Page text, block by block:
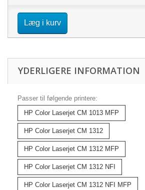
Læg i kurv
YDERLIGERE INFORMATION
Passer til følgende printere:
HP Color Laserjet CM 1013 MFP
HP Color Laserjet CM 1312
HP Color Laserjet CM 1312 MFP
HP Color Laserjet CM 1312 NFI
HP Color Laserjet CM 1312 NFI MFP